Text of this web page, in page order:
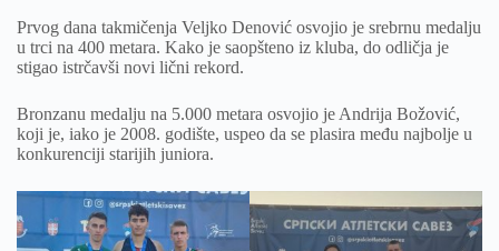
Prvog dana takmičenja Veljko Denović osvojio je srebrnu medalju
u trci na 400 metara. Kako je saopšteno iz kluba, do odličja je
stigao istrčavši novi lični rekord.
Bronzanu medalju na 5.000 metara osvojio je Andrija Božović,
koji je, iako je 2008. godište, uspeo da se plasira među najbolje u
konkurenciji starijih juniora.